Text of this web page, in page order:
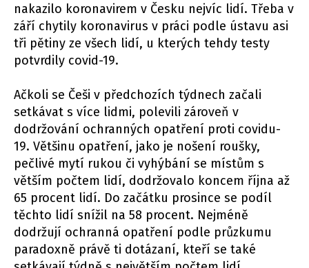
nakazilo koronavirem v Česku nejvíc lidí. Třeba v
září chytily koronavirus v práci podle ústavu asi
tři pětiny ze všech lidí, u kterých tehdy testy
potvrdily covid-19.
Ačkoli se Češi v předchozích týdnech začali
setkávat s více lidmi, polevili zároveň v
dodržování ochranných opatření proti covidu-
19. Většinu opatření, jako je nošení roušky,
pečlivé mytí rukou či vyhýbání se místům s
větším počtem lidí, dodržovalo koncem října až
65 procent lidí. Do začátku prosince se podíl
těchto lidí snížil na 58 procent. Nejméně
dodržují ochranná opatření podle průzkumu
paradoxně právě ti dotázaní, kteří se také